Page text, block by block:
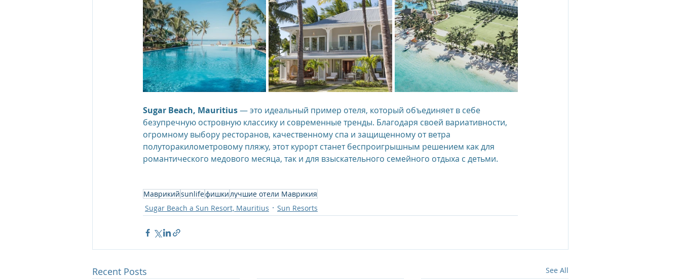
Sugar Beach, Mauritius — это идеальный пример отеля, который объединяет в себе
безупречную островную классику и современные тренды. Благодаря своей вариативности,
огромному выбору ресторанов, качественному спа и защищенному от ветра
полуторакилометровому пляжу, этот курорт станет беспроигрышным решением как для
романтического медового месяца, так и для взыскательного семейного отдыха с детьми.
Маврикийsunlifeфишкилучшие отели Маврикия
Sugar Beach a Sun Resort, Mauritius
Sun Resorts
Recent Posts See All